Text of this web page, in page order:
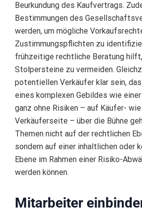
Beurkundung des Kaufvertrags.
Bestimmungen des
werden, um mögliche
Zustimmungspflichten zu
frühzeitige rechtliche Beratung
Stolpersteine zu vermeiden.
potentiellen Verkäufer klar sein,
eines komplexen Gebildes wie
ganz ohne Risiken – auf Käufer-
Verkäuferseite – über die Bühne
Themen nicht auf der rechtlichen
sondern auf einer inhaltlichen oder
Ebene im Rahmen einer Risiko-
werden können.
Mitarbeiter